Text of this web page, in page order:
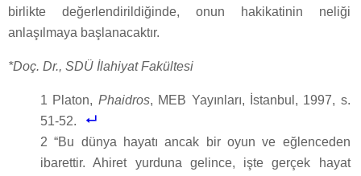
birlikte değerlendirildiğinde, onun hakikatinin neliği
anlaşılmaya başlanacaktır.
*Doç. Dr., SDÜ İlahiyat Fakültesi
1 Platon, Phaidros, MEB Yayınları, İstanbul, 1997, s.
51-52.
2 “Bu dünya hayatı ancak bir oyun ve eğlenceden
ibarettir. Ahiret yurduna gelince, işte gerçek hayat